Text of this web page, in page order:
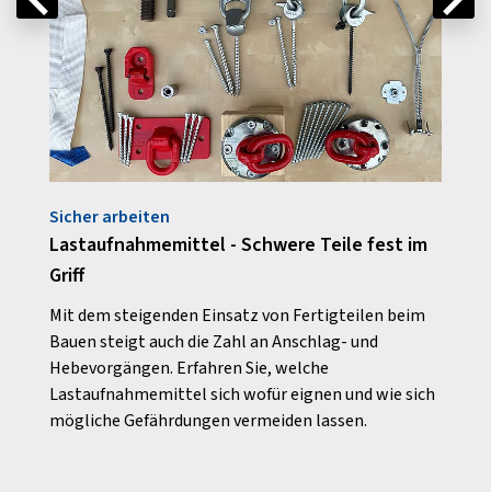
Sicher arbeiten
Lastaufnahmemittel - Schwere Teile fest im
Griff
Mit dem steigenden Einsatz von Fertigteilen beim
Bauen steigt auch die Zahl an Anschlag- und
Hebevorgängen. Erfahren Sie, welche
Lastaufnahmemittel sich wofür eignen und wie sich
mögliche Gefährdungen vermeiden lassen.